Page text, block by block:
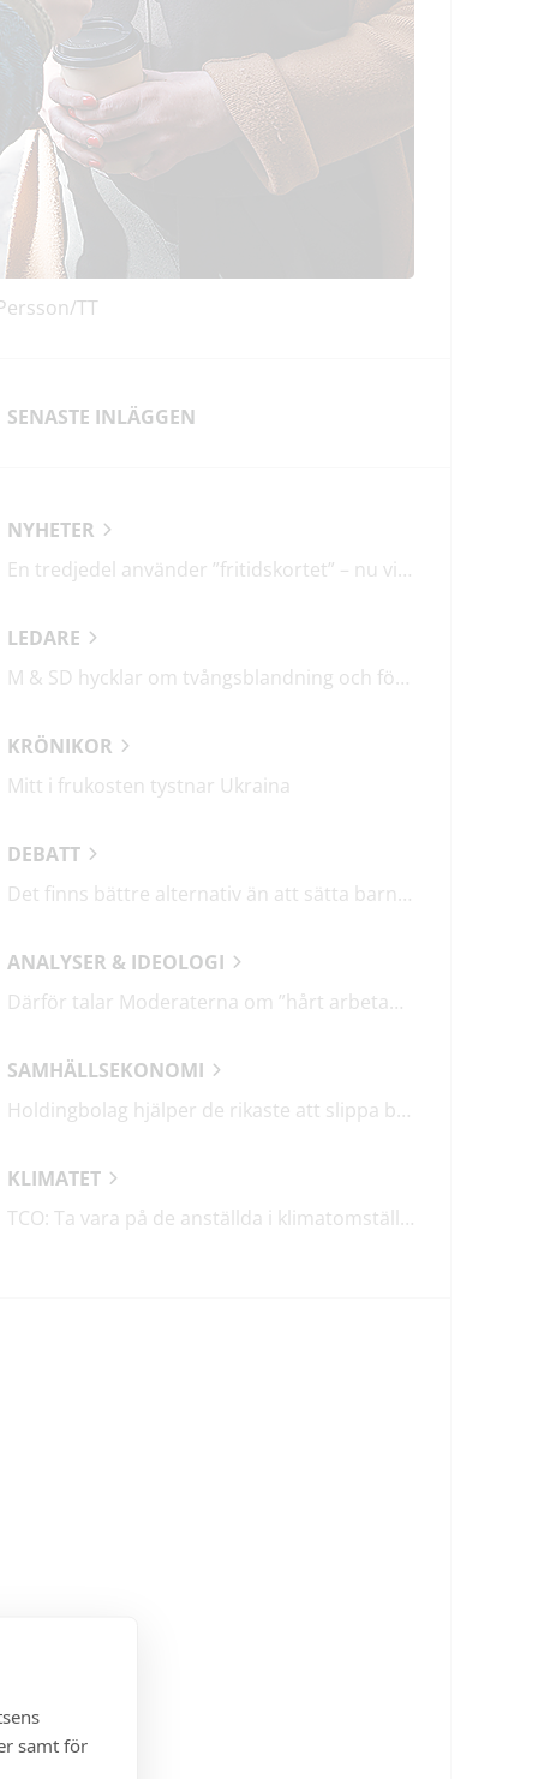
samt för
TT
SENASTE INLÄGGEN
NYHETER
En tredjedel använder ”fritidskortet” – nu vill regeringen utveckla det
LEDARE
M & SD hycklar om tvångsblandning och förvärrar segregationen
KRÖNIKOR
Mitt i frukosten tystnar Ukraina
DEBATT
Det finns bättre alternativ än att sätta barn i fängelse
ANALYSER & IDEOLOGI
Därför talar Moderaterna om ”hårt arbetande människor”
SAMHÄLLSEKONOMI
Holdingbolag hjälper de rikaste att slippa betala miljarder i skatt
KLIMATET
TCO: Ta vara på de anställda i klimatomställningen